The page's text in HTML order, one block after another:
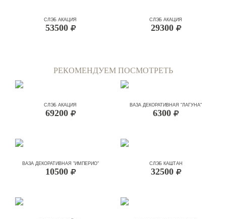
СЛЭБ АКАЦИЯ
53500
СЛЭБ АКАЦИЯ
29300
РЕКОМЕНДУЕМ ПОСМОТРЕТЬ
СЛЭБ АКАЦИЯ
69200
ВАЗА ДЕКОРАТИВНАЯ "ЛАГУНА"
6300
ВАЗА ДЕКОРАТИВНАЯ "ИМПЕРИО"
10500
СЛЭБ КАШТАН
32500